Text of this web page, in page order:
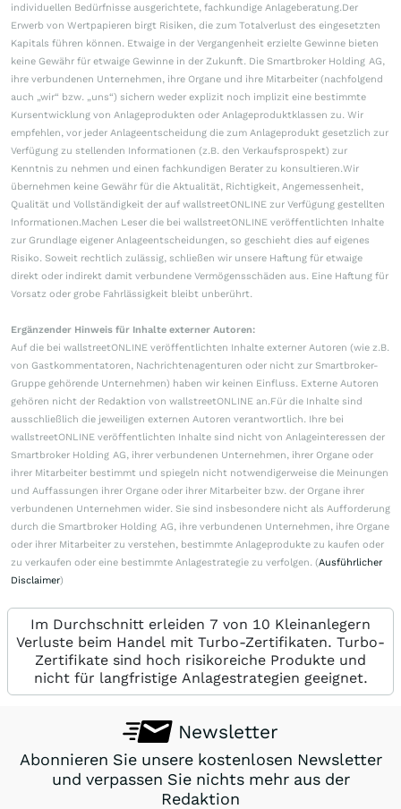
individuellen Bedürfnisse ausgerichtete, fachkundige Anlageberatung.Der
Erwerb von Wertpapieren birgt Risiken, die zum Totalverlust des eingesetzten
Kapitals führen können. Etwaige in der Vergangenheit erzielte Gewinne bieten
keine Gewähr für etwaige Gewinne in der Zukunft. Die Smartbroker Holding AG,
ihre verbundenen Unternehmen, ihre Organe und ihre Mitarbeiter (nachfolgend
auch „wir“ bzw. „uns“) sichern weder explizit noch implizit eine bestimmte
Kursentwicklung von Anlageprodukten oder Anlageproduktklassen zu. Wir
empfehlen, vor jeder Anlageentscheidung die zum Anlageprodukt gesetzlich zur
Verfügung zu stellenden Informationen (z.B. den Verkaufsprospekt) zur
Kenntnis zu nehmen und einen fachkundigen Berater zu konsultieren.Wir
übernehmen keine Gewähr für die Aktualität, Richtigkeit, Angemessenheit,
Qualität und Vollständigkeit der auf wallstreetONLINE zur Verfügung gestellten
Informationen.Machen Leser die bei wallstreetONLINE veröffentlichten Inhalte
zur Grundlage eigener Anlageentscheidungen, so geschieht dies auf eigenes
Risiko. Soweit rechtlich zulässig, schließen wir unsere Haftung für etwaige
direkt oder indirekt damit verbundene Vermögensschäden aus. Eine Haftung für
Vorsatz oder grobe Fahrlässigkeit bleibt unberührt.
Ergänzender Hinweis für Inhalte externer Autoren:
Auf die bei wallstreetONLINE veröffentlichten Inhalte externer Autoren (wie z.B.
von Gastkommentatoren, Nachrichtenagenturen oder nicht zur Smartbroker-
Gruppe gehörende Unternehmen) haben wir keinen Einfluss. Externe Autoren
gehören nicht der Redaktion von wallstreetONLINE an.Für die Inhalte sind
ausschließlich die jeweiligen externen Autoren verantwortlich. Ihre bei
wallstreetONLINE veröffentlichten Inhalte sind nicht von Anlageinteressen der
Smartbroker Holding AG, ihrer verbundenen Unternehmen, ihrer Organe oder
ihrer Mitarbeiter bestimmt und spiegeln nicht notwendigerweise die Meinungen
und Auffassungen ihrer Organe oder ihrer Mitarbeiter bzw. der Organe ihrer
verbundenen Unternehmen wider. Sie sind insbesondere nicht als Aufforderung
durch die Smartbroker Holding AG, ihre verbundenen Unternehmen, ihre Organe
oder ihrer Mitarbeiter zu verstehen, bestimmte Anlageprodukte zu kaufen oder
zu verkaufen oder eine bestimmte Anlagestrategie zu verfolgen. (Ausführlicher
Disclaimer)
Im Durchschnitt erleiden 7 von 10 Kleinanlegern
Verluste beim Handel mit Turbo-Zertifikaten. Turbo-
Zertifikate sind hoch risikoreiche Produkte und
nicht für langfristige Anlagestrategien geeignet.
Newsletter
Abonnieren Sie unsere kostenlosen Newsletter
und verpassen Sie nichts mehr aus der
Redaktion